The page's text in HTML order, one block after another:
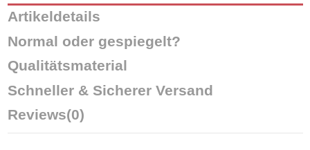
Artikeldetails
Normal oder gespiegelt?
Qualitätsmaterial
Schneller & Sicherer Versand
Reviews(0)